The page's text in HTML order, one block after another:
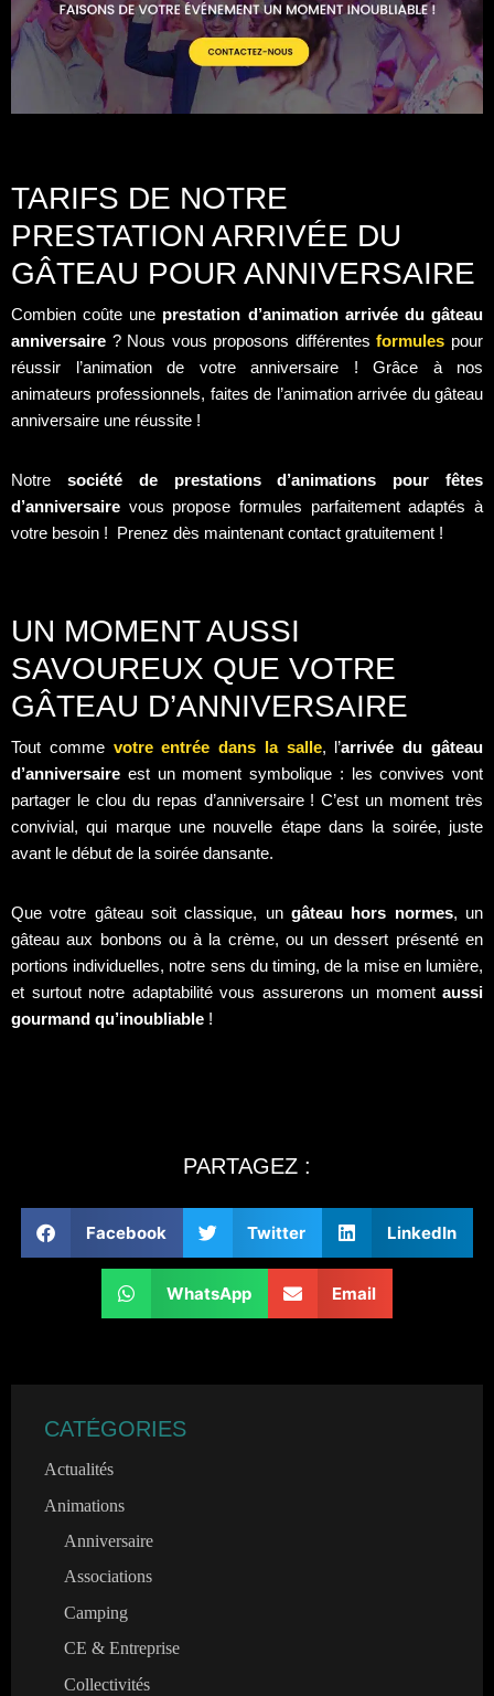
TARIFS DE NOTRE
PRESTATION ARRIVÉE DU
GÂTEAU POUR ANNIVERSAIRE
Combien coûte une prestation d’animation arrivée du gâteau
anniversaire ? Nous vous proposons différentesformules pour
réussir l’animation de votre anniversaire ! Grâce à nos
animateurs professionnels, faites de l’animation arrivée du gâteau
anniversaire une réussite !
Notre société de prestations d’animations pour fêtes
d’anniversaire vous propose formules parfaitement adaptés à
votre besoin ! Prenez dès maintenant contact gratuitement !
UN MOMENT AUSSI
SAVOUREUX QUE VOTRE
GÂTEAU D’ANNIVERSAIRE
Tout comme votre entrée dans la salle, l’arrivée du gâteau
d’anniversaire est un moment symbolique : les convives vont
partager le clou du repas d’anniversaire ! C’est un moment très
convivial, qui marque une nouvelle étape dans la soirée, juste
avant le début de la soirée dansante.
Que votre gâteau soit classique, un gâteau hors normes, un
gâteau aux bonbons ou à la crème, ou un dessert présenté en
portions individuelles, notre sens du timing, de la mise en lumière,
et surtout notre adaptabilité vous assurerons un moment aussi
gourmand qu’inoubliable !
PARTAGEZ :
Facebook Twitter LinkedIn
WhatsApp Email
CATÉGORIES
Actualités
Animations
Anniversaire
Associations
Camping
CE & Entreprise
Collectivités